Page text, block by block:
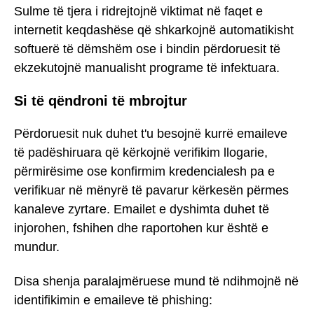
Sulme të tjera i ridrejtojnë viktimat në faqet e
internetit keqdashëse që shkarkojnë automatikisht
softuerë të dëmshëm ose i bindin përdoruesit të
ekzekutojnë manualisht programe të infektuara.
Si të qëndroni të mbrojtur
Përdoruesit nuk duhet t'u besojnë kurrë emaileve
të padëshiruara që kërkojnë verifikim llogarie,
përmirësime ose konfirmim kredencialesh pa e
verifikuar në mënyrë të pavarur kërkesën përmes
kanaleve zyrtare. Emailet e dyshimta duhet të
injorohen, fshihen dhe raportohen kur është e
mundur.
Disa shenja paralajmëruese mund të ndihmojnë në
identifikimin e emaileve të phishing: